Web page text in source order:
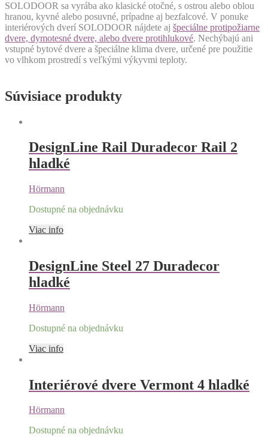
SOLODOOR sa vyrába ako klasické otočné, s ostrou alebo oblou
hranou, kyvné alebo posuvné, prípadne aj bezfalcové. V ponuke
interiérových dverí SOLODOOR nájdete aj špeciálne protipožiarne
dvere, dymotesné dvere, alebo dvere protihlukové. Nechýbajú ani
vstupné bytové dvere a špeciálne klima dvere, určené pre použitie
vo vlhkom prostredí s veľkými výkyvmi teploty.
Súvisiace produkty
DesignLine Rail Duradecor Rail 2
hladké
Hörmann
Dostupné na objednávku
Viac info
DesignLine Steel 27 Duradecor
hladké
Hörmann
Dostupné na objednávku
Viac info
Interiérové dvere Vermont 4 hladké
Hörmann
Dostupné na objednávku